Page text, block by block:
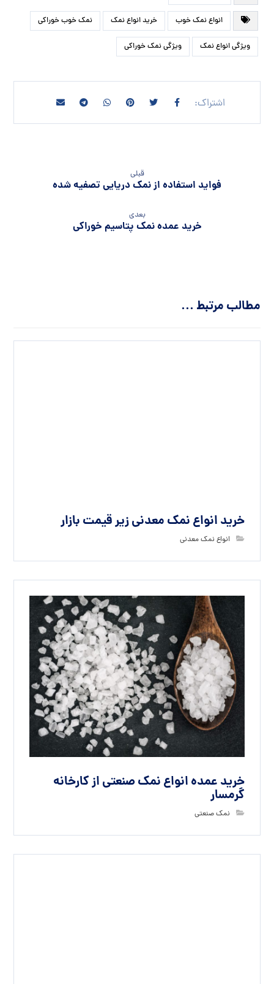
انواع نمک خوب خرید انواع نمک نمک خوب خوراکی
ویژگی انواع نمک ویژگی نمک خوراکی
قبلی
فواید استفاده از نمک دریایی تصفیه شده
بعدی
خرید عمده نمک پتاسیم خوراکی
مطالب مرتبط ...
خرید انواع نمک معدنی زیر قیمت بازار
انواع نمک معدنی
خرید عمده انواع نمک صنعتی از کارخانه
گرمسار
نمک صنعتی